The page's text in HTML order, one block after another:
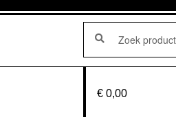
Zoeken
naar:
€ 0,00